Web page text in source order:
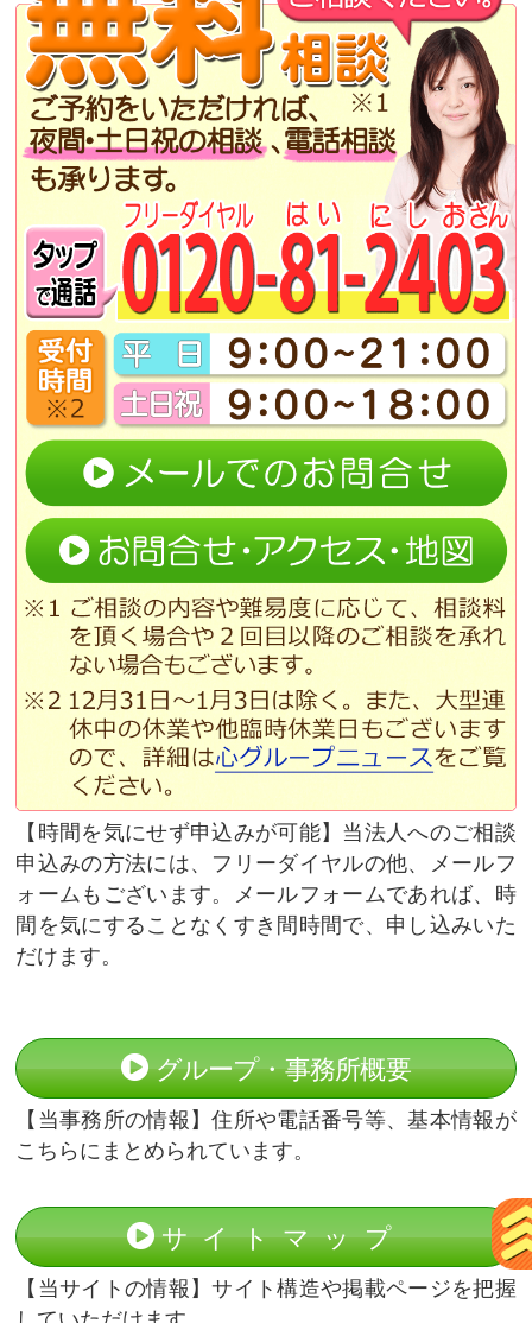
時間を気にせず申込みが可能
当法人へのご相談
申込みの方法には、フリーダイヤルの他、メールフ
ォームもございます。メールフォームであれば、時
間を気にすることなくすき間時間で、申し込みいた
だけます。
グループ・事務所概要
当事務所の情報
住所や電話番号等、基本情報が
こちらにまとめられています。
サイトマップ
当サイトの情報
サイト構造や掲載ページを把握